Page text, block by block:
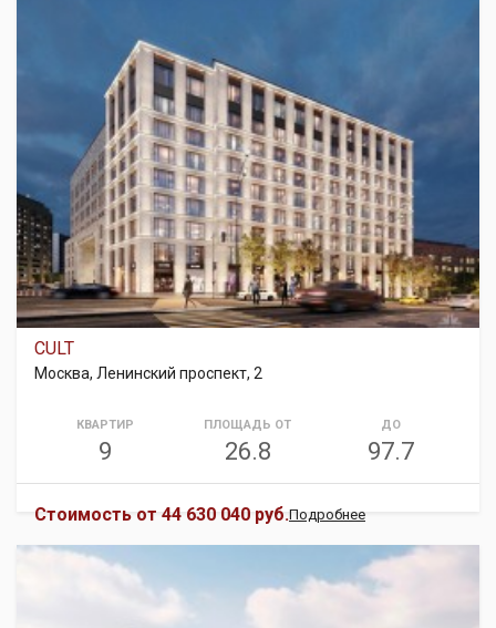
CULT
Москва, Ленинский проспект, 2
КВАРТИР
9
ПЛОЩАДЬ ОТ
26.8
ДО
97.7
Стоимость от 44 630 040 руб.Подробнее